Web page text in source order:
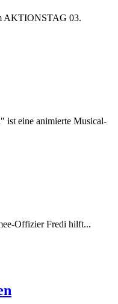
AKTIONSTAG 03.
ist eine animierte Musical-
Offizier Fredi hilft...